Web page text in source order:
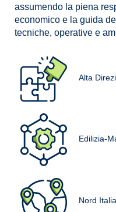
assumendo la piena
economico e la guida
tecniche, operative e
Alta
Edilizia-
Nord Italia